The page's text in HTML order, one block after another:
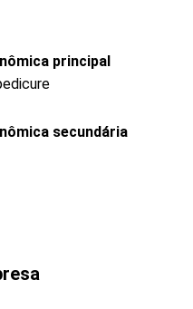
principal
secundária